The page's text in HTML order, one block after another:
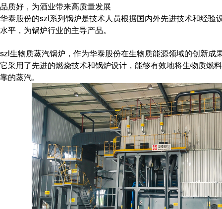
品质好，为酒业带来高质量发展
华泰股份的szl系列锅炉是技术人员根据国内外先进技术和经验
水平，为锅炉行业的主导产品。
szl生物质蒸汽锅炉，作为华泰股份在生物质能源领域的创新成
它采用了先进的燃烧技术和锅炉设计，能够有效地将生物质燃
靠的蒸汽。